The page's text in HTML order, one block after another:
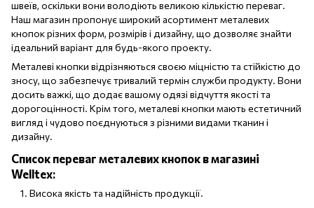
швеїв, оскільки вони володіють великою кількістю переваг.
Наш магазин пропонує широкий асортимент металевих
кнопок різних форм, розмірів і дизайну, що дозволяє знайти
ідеальний варіант для будь-якого проекту.
Металеві кнопки відрізняються своєю міцністю та стійкістю до
зносу, що забезпечує тривалий термін служби продукту. Вони
досить важкі, що додає вашому одязі відчуття якості та
дорогоцінності. Крім того, металеві кнопки мають естетичний
вигляд і чудово поєднуються з різними видами тканин і
дизайну.
Список переваг металевих кнопок в магазині
Welltex:
Висока якість та надійність продукції.